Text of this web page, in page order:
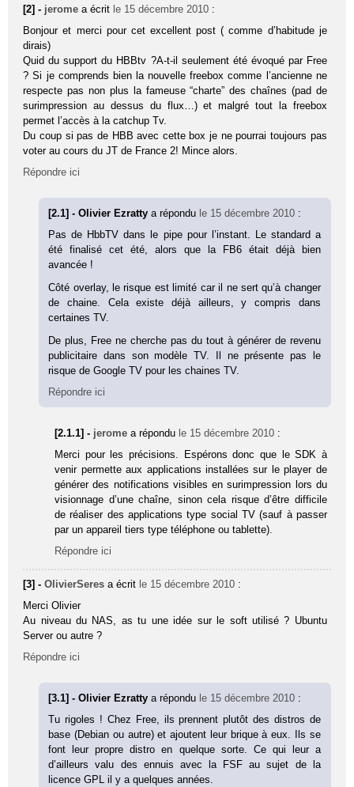
[2] - jerome a écrit le 15 décembre 2010 :
Bonjour et merci pour cet excellent post ( comme d’habitude je
dirais)
Quid du support du HBBtv ?A-t-il seulement été évoqué par Free
? Si je comprends bien la nouvelle freebox comme l’ancienne ne
respecte pas non plus la fameuse “charte” des chaînes (pad de
surimpression au dessus du flux…) et malgré tout la freebox
permet l’accès à la catchup Tv.
Du coup si pas de HBB avec cette box je ne pourrai toujours pas
voter au cours du JT de France 2! Mince alors.
Répondre ici
[2.1] - Olivier Ezrattya répondu le 15 décembre 2010 :
Pas de HbbTV dans le pipe pour l’instant. Le standard a
été finalisé cet été, alors que la FB6 était déjà bien
avancée !
Côté overlay, le risque est limité car il ne sert qu’à changer
de chaine. Cela existe déjà ailleurs, y compris dans
certaines TV.
De plus, Free ne cherche pas du tout à générer de revenu
publicitaire dans son modèle TV. Il ne présente pas le
risque de Google TV pour les chaines TV.
Répondre ici
[2.1.1] - jerome a répondu le 15 décembre 2010 :
Merci pour les précisions. Espérons donc que le SDK à
venir permette aux applications installées sur le player de
générer des notifications visibles en surimpression lors du
visionnage d’une chaîne, sinon cela risque d’être difficile
de réaliser des applications type social TV (sauf à passer
par un appareil tiers type téléphone ou tablette).
Répondre ici
[3] -OlivierSeres a écrit le 15 décembre 2010 :
Merci Olivier
Au niveau du NAS, as tu une idée sur le soft utilisé ? Ubuntu
Server ou autre ?
Répondre ici
[3.1] - Olivier Ezrattya répondu le 15 décembre 2010 :
Tu rigoles ! Chez Free, ils prennent plutôt des distros de
base (Debian ou autre) et ajoutent leur brique à eux. Ils se
font leur propre distro en quelque sorte. Ce qui leur a
d’ailleurs valu des ennuis avec la FSF au sujet de la
licence GPL il y a quelques années.